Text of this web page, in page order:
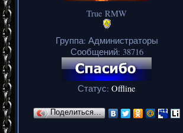
True RMW
Группа: Администраторы
Сообщений: 38716
Статус: Offline
Поделиться…